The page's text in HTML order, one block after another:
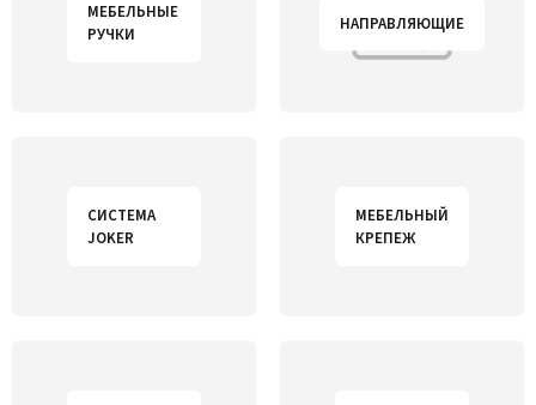
МЕБЕЛЬНЫЕ
РУЧКИ
НАПРАВЛЯЮЩИЕ
СИСТЕМА
JOKER
МЕБЕЛЬНЫЙ
КРЕПЕЖ